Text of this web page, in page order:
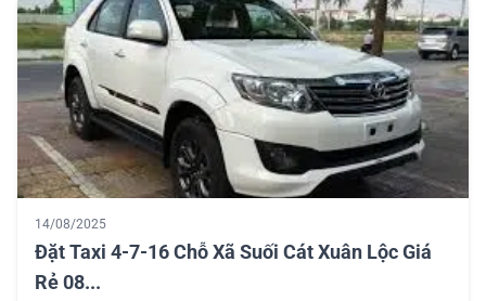
14/08/2025
Đặt Taxi 4-7-16 Chỗ Xã Suối Cát Xuân Lộc Giá
Rẻ 08...